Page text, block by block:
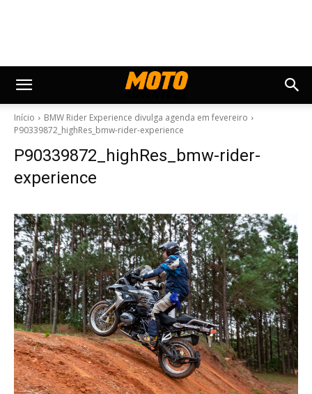
Início
BMW Rider Experience divulga agenda em fevereiro
P90339872_highRes_bmw-rider-experience
P90339872_highRes_bmw-rider-
experience